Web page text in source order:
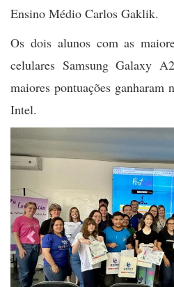
Ensino Médio Carlos Gaklik.
Os dois alunos com as
celulares Samsung Galaxy
maiores pontuações ganharam
Intel.